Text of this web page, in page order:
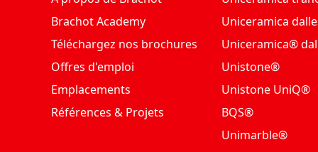
Brachot Academy
Téléchargez nos brochures
Offres d'emploi
Emplacements
Références & Projets
Uniceramica
Uniceramica®
Unistone®
Unistone UniQ®
BQS®
Unimarble®